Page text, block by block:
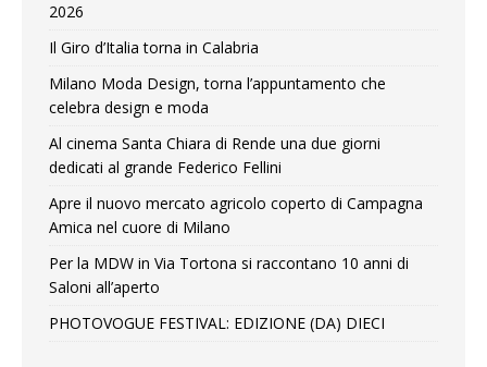
2026
Il Giro d’Italia torna in Calabria
Milano Moda Design, torna l’appuntamento che
celebra design e moda
Al cinema Santa Chiara di Rende una due giorni
dedicati al grande Federico Fellini
Apre il nuovo mercato agricolo coperto di Campagna
Amica nel cuore di Milano
Per la MDW in Via Tortona si raccontano 10 anni di
Saloni all’aperto
PHOTOVOGUE FESTIVAL: EDIZIONE (DA) DIECI